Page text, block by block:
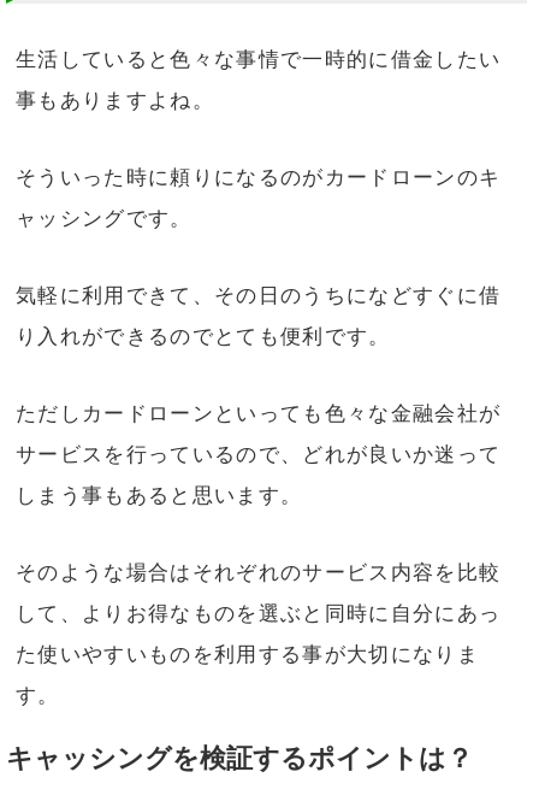
生活していると色々な事情で一時的に借金したい
事もありますよね。
そういった時に頼りになるのがカードローンのキ
ャッシングです。
気軽に利用できて、その日のうちになどすぐに借
り入れができるのでとても便利です。
ただしカードローンといっても色々な金融会社が
サービスを行っているので、どれが良いか迷って
しまう事もあると思います。
そのような場合はそれぞれのサービス内容を比較
して、よりお得なものを選ぶと同時に自分にあっ
た使いやすいものを利用する事が大切になりま
す。
キャッシングを検証するポイントは？